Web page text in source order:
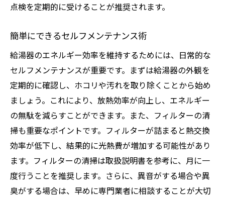
点検を定期的に受けることが推奨されます。
簡単にできるセルフメンテナンス術
給湯器のエネルギー効率を維持するためには、日常的な
セルフメンテナンスが重要です。まずは給湯器の外観を
定期的に確認し、ホコリや汚れを取り除くことから始め
ましょう。これにより、放熱効率が向上し、エネルギー
の無駄を減らすことができます。また、フィルターの清
掃も重要なポイントです。フィルターが詰まると熱交換
効率が低下し、結果的に光熱費が増加する可能性があり
ます。フィルターの清掃は取扱説明書を参考に、月に一
度行うことを推奨します。さらに、異音がする場合や異
臭がする場合は、早めに専門業者に相談することが大切